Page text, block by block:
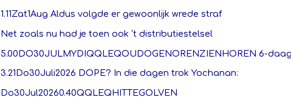
1.11Zat1Aug Aldus volgde er gewoonlijk wrede straf
Net zoals nu had je toen ook ‘t distributiestelsel
5.00DO30JULMYDIQQLEQOUDOGENORENZIENHOREN 6-
3.21Do30Juli2026 DOPE? In die dagen trok Yochanan:
Do30Jul20260.40QQLEQHITTEGOLVEN